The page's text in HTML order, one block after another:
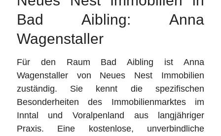
Bad Aibling: Anna
Wagenstaller
Für den Raum Bad Aibling ist Anna
Wagenstaller von Neues Nest Immobilien
zuständig. Sie kennt die spezifischen
Besonderheiten des Immobilienmarktes im
Inntal und Voralpenland aus langjähriger
Praxis. Eine kostenlose, unverbindliche